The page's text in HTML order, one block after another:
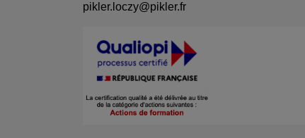
pikler.loczy@pikler.fr